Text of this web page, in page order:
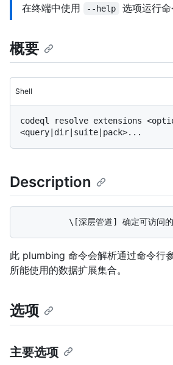
在终端中使用
--help 选项运行命
概要
Shell
codeql resolve extensions
Description
此 plumbing 命令会解析通过命令行
所能使用的数据扩展集合。
选项
主要选项